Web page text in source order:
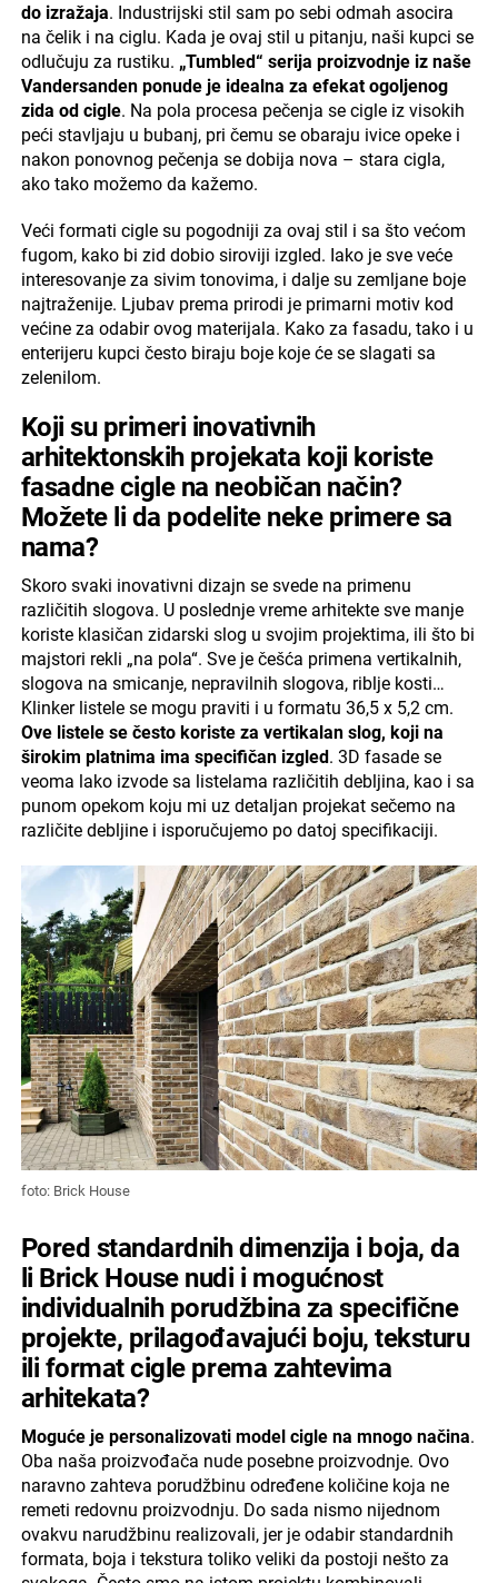
do izražaja. Industrijski stil sam po sebi odmah asocira
na čelik i na ciglu. Kada je ovaj stil u pitanju, naši kupci se
odlučuju za rustiku. „Tumbled“ serija proizvodnje iz naše
Vandersanden ponude je idealna za efekat ogoljenog
zida od cigle. Na pola procesa pečenja se cigle iz visokih
peći stavljaju u bubanj, pri čemu se obaraju ivice opeke i
nakon ponovnog pečenja se dobija nova – stara cigla,
ako tako možemo da kažemo.
Veći formati cigle su pogodniji za ovaj stil i sa što većom
fugom, kako bi zid dobio siroviji izgled. Iako je sve veće
interesovanje za sivim tonovima, i dalje su zemljane boje
najtraženije. Ljubav prema prirodi je primarni motiv kod
većine za odabir ovog materijala. Kako za fasadu, tako i u
enterijeru kupci često biraju boje koje će se slagati sa
zelenilom.
Koji su primeri inovativnih
arhitektonskih projekata koji koriste
fasadne cigle na neobičan način?
Možete li da podelite neke primere sa
nama?
Skoro svaki inovativni dizajn se svede na primenu
različitih slogova. U poslednje vreme arhitekte sve manje
koriste klasičan zidarski slog u svojim projektima, ili što bi
majstori rekli „na pola“. Sve je češća primena vertikalnih,
slogova na smicanje, nepravilnih slogova, riblje kosti…
Klinker listele se mogu praviti i u formatu 36,5 x 5,2 cm.
Ove listele se često koriste za vertikalan slog, koji na
širokim platnima ima specifičan izgled. 3D fasade se
veoma lako izvode sa listelama različitih debljina, kao i sa
punom opekom koju mi uz detaljan projekat sečemo na
različite debljine i isporučujemo po datoj specifikaciji.
foto: Brick House
Pored standardnih dimenzija i boja, da
li Brick House nudi i mogućnost
individualnih porudžbina za specifične
projekte, prilagođavajući boju, teksturu
ili format cigle prema zahtevima
arhitekata?
Moguće je personalizovati model cigle na mnogo načina.
Oba naša proizvođača nude posebne proizvodnje. Ovo
naravno zahteva porudžbinu određene količine koja ne
remeti redovnu proizvodnju. Do sada nismo nijednom
ovakvu narudžbinu realizovali, jer je odabir standardnih
formata, boja i tekstura toliko veliki da postoji nešto za